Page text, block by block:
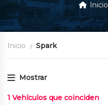
Inicio
Inicio Spark
Mostrar
1 Vehículos que coinciden